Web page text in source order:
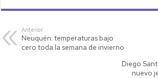
at
s
A
tt p
Li
ail m
ar
tir
Anterior
Neuquén: temperaturas bajo
cero toda la semana de invierno
Diego
nuevo